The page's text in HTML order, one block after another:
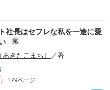
ていた美桜。
二人の関係は壊れてしまう。
両親の離婚によって
れ離れになった。
社長はセフレな私を一途に愛
完
きたこまち） ／著
179ページ